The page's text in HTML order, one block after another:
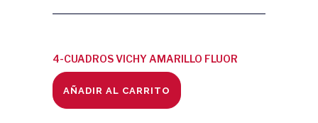
4-CUADROS VICHY AMARILLO FLUOR
quantity
AÑADIR AL CARRITO